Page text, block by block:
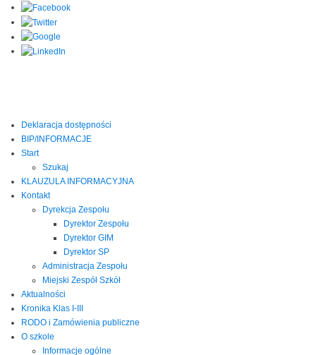
Deklaracja dostępności
BIP/INFORMACJE
Start
Szukaj
KLAUZULA INFORMACYJNA
Kontakt
Dyrekcja Zespołu
Dyrektor Zespołu
Dyrektor GIM
Dyrektor SP
Administracja Zespołu
Miejski Zespół Szkół
Aktualności
Kronika Klas I-III
RODO i Zamówienia publiczne
O szkole
Informacje ogólne